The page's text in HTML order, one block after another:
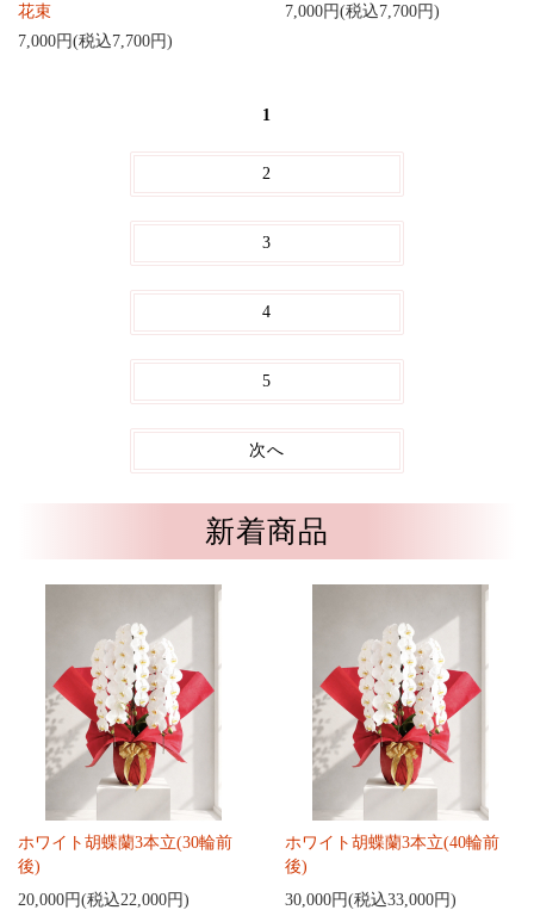
花束
7,000円(税込7,700円)
7,000円(税込7,700円)
1
2
3
4
5
次へ
新着商品
ホワイト胡蝶蘭3本立(30輪前
後)
20,000円(税込22,000円)
ホワイト胡蝶蘭3本立(40輪前
後)
30,000円(税込33,000円)